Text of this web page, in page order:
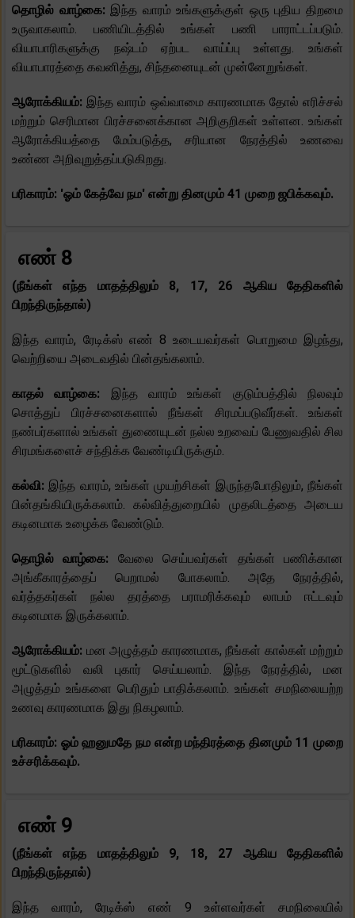
தொழில் வாழ்கை:இந்த வாரம் உங்களுக்குள் ஒரு புதிய திறமை
உருவாகலாம். பணியிடத்தில் உங்கள் பணி பாராட்டப்படும்.
வியாபாரிகளுக்கு நஷ்டம் ஏற்பட வாய்ப்பு உள்ளது. உங்கள்
வியாபாரத்தை கவனித்து, சிந்தனையுடன் முன்னேறுங்கள்.
ஆரோக்கியம்:இந்த வாரம் ஒவ்வாமை காரணமாக தோல் எரிச்சல்
மற்றும் செரிமான பிரச்சனைக்கான அறிகுறிகள் உள்ளன. உங்கள்
ஆரோக்கியத்தை மேம்படுத்த, சரியான நேரத்தில் உணவை
உண்ண அறிவுறுத்தப்படுகிறது.
பரிகாரம்: 'ஓம் கேத்வே நம' என்று தினமும் 41 முறை ஜபிக்கவும்.
எண் 8
(நீங்கள் எந்த மாதத்திலும் 8, 17, 26 ஆகிய தேதிகளில்
பிறந்திருந்தால்)
இந்த வாரம், ரேடிக்ஸ் எண் 8 உடையவர்கள் பொறுமை இழந்து,
வெற்றியை அடைவதில் பின்தங்கலாம்.
காதல் வாழ்கை: இந்த வாரம் உங்கள் குடும்பத்தில் நிலவும்
சொத்துப் பிரச்சனைகளால் நீங்கள் சிரமப்படுவீர்கள். உங்கள்
நண்பர்களால் உங்கள் துணையுடன் நல்ல உறவைப் பேணுவதில் சில
சிரமங்களைச் சந்திக்க வேண்டியிருக்கும்.
கல்வி:இந்த வாரம், உங்கள் முயற்சிகள் இருந்தபோதிலும், நீங்கள்
பின்தங்கியிருக்கலாம். கல்வித்துறையில் முதலிடத்தை அடைய
கடினமாக உழைக்க வேண்டும்.
தொழில் வாழ்கை: வேலை செய்பவர்கள் தங்கள் பணிக்கான
அங்கீகாரத்தைப் பெறாமல் போகலாம். அதே நேரத்தில்,
வர்த்தகர்கள் நல்ல தரத்தை பராமரிக்கவும் லாபம் ஈட்டவும்
கடினமாக இருக்கலாம்.
ஆரோக்கியம்: மன அழுத்தம் காரணமாக, நீங்கள் கால்கள் மற்றும்
மூட்டுகளில் வலி புகார் செய்யலாம். இந்த நேரத்தில், மன
அழுத்தம் உங்களை பெரிதும் பாதிக்கலாம். உங்கள் சமநிலையற்ற
உணவு காரணமாக இது நிகழலாம்.
பரிகாரம்: ஓம் ஹனுமதே நம என்ற மந்திரத்தை தினமும் 11 முறை
உச்சரிக்கவும்.
எண் 9
(நீங்கள் எந்த மாதத்திலும் 9, 18, 27 ஆகிய தேதிகளில்
பிறந்திருந்தால்)
இந்த வாரம், ரேடிக்ஸ் எண் 9 உள்ளவர்கள் சமநிலையில்